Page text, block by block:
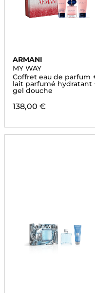
ARMANI
MY WAY
Coffret eau de parfum
lait parfumé hydratant
gel douche
138,00 €